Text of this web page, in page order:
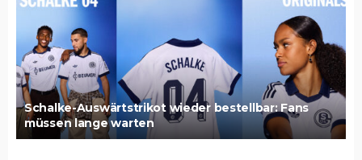
Schalke-Auswärtstrikot wieder bestellbar: Fans
müssen lange warten